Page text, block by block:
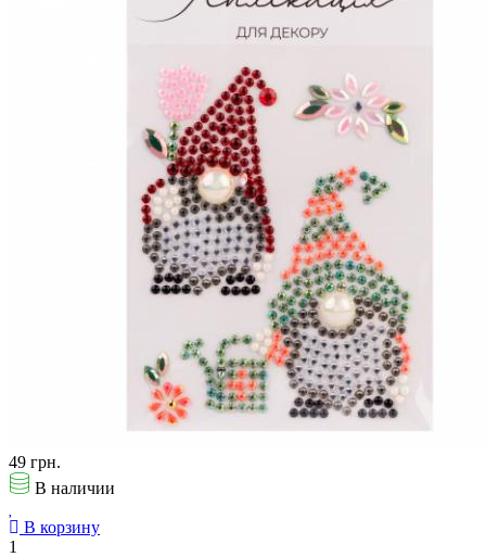
49 грн.
В наличии
В корзину
1